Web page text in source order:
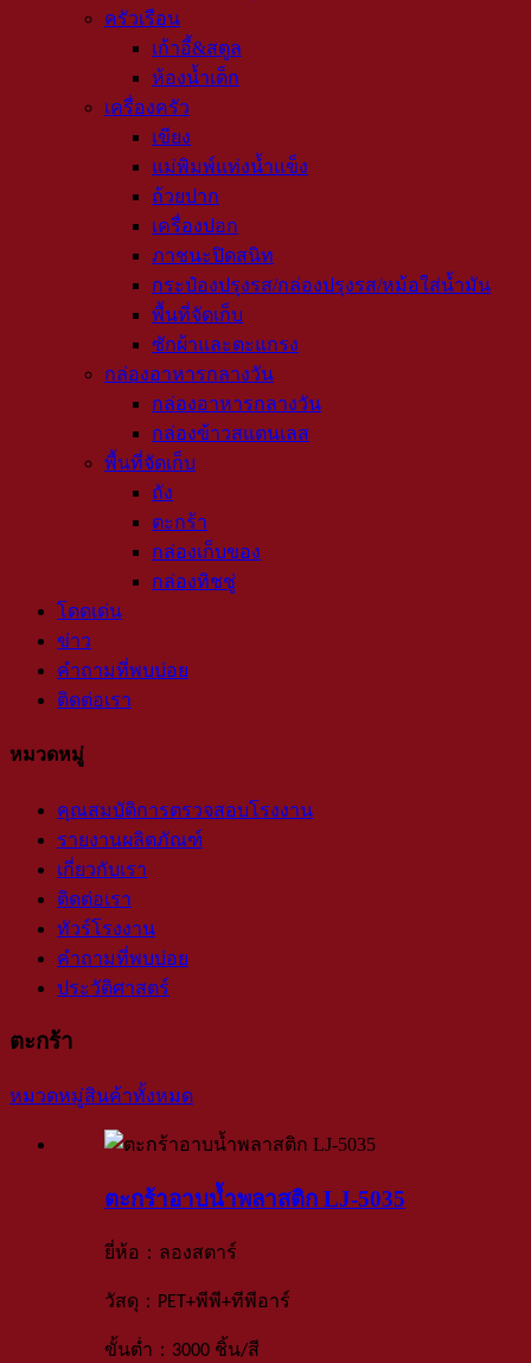
ครัวเรือน
เก้าอี้&สตูล
ห้องน้ำเด็ก
เครื่องครัว
เขียง
แม่พิมพ์แท่งน้ำแข็ง
ถ้วยปาก
เครื่องปอก
ภาชนะปิดสนิท
กระป๋องปรุงรส/กล่องปรุงรส/หม้อใส่น้ำมัน
พื้นที่จัดเก็บ
ซักผ้าและตะแกรง
กล่องอาหารกลางวัน
กล่องอาหารกลางวัน
กล่องข้าวสแตนเลส
พื้นที่จัดเก็บ
ถัง
ตะกร้า
กล่องเก็บของ
กล่องทิชชู่
โดดเด่น
ข่าว
คำถามที่พบบ่อย
ติดต่อเรา
หมวดหมู่
คุณสมบัติการตรวจสอบโรงงาน
รายงานผลิตภัณฑ์
เกี่ยวกับเรา
ติดต่อเรา
ทัวร์โรงงาน
คำถามที่พบบ่อย
ประวัติศาสตร์
ตะกร้า
หมวดหมู่สินค้าทั้งหมด
ตะกร้าอาบน้ำพลาสติก LJ-5035
ยี่ห้อ ： ลองสตาร์
วัสดุ ： PET+พีพี+ทีพีอาร์
ขั้นต่ำ ： 3000 ชิ้น/สี